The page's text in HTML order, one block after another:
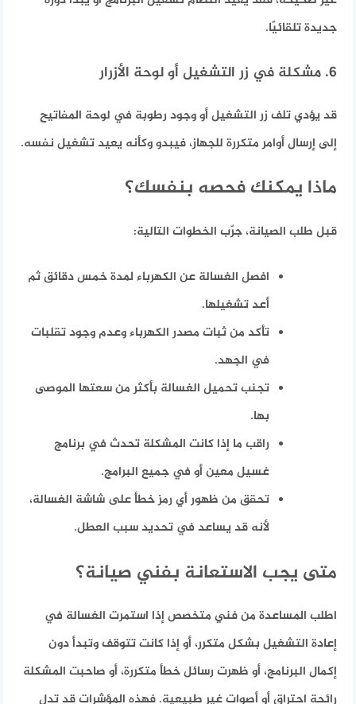
جديدة تلقائيًا.
6. مشكلة في زر التشغيل أو لوحة الأزرار
قد يؤدي تلف زر التشغيل أو وجود رطوبة في لوحة المفاتيح
إلى إرسال أوامر متكررة للجهاز، فيبدو وكأنه يعيد تشغيل نفسه.
ماذا يمكنك فحصه بنفسك؟
قبل طلب الصيانة، جرّب الخطوات التالية:
افصل الغسالة عن الكهرباء لمدة خمس دقائق ثم
أعد تشغيلها.
تأكد من ثبات مصدر الكهرباء وعدم وجود تقلبات
في الجهد.
تجنب تحميل الغسالة بأكثر من سعتها الموصى
بها.
راقب ما إذا كانت المشكلة تحدث في برنامج
غسيل معين أو في جميع البرامج.
تحقق من ظهور أي رمز خطأ على شاشة الغسالة،
لأنه قد يساعد في تحديد سبب العطل.
متى يجب الاستعانة بفني صيانة؟
اطلب المساعدة من فني متخصص إذا استمرت الغسالة في
إعادة التشغيل بشكل متكرر، أو إذا كانت تتوقف وتبدأ دون
إكمال البرنامج، أو ظهرت رسائل خطأ متكررة، أو صاحبت المشكلة
رائحة احتراق أو أصوات غير طبيعية. فهذه المؤشرات قد تدل